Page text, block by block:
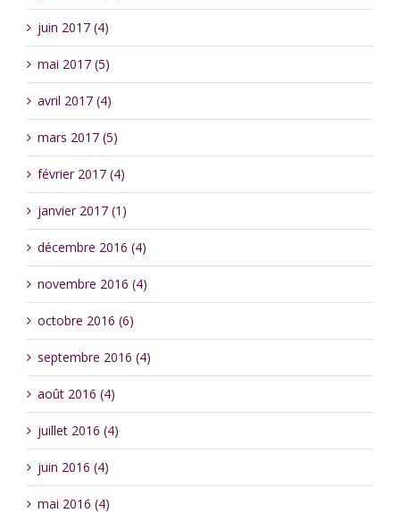
juin 2017 (4)
mai 2017 (5)
avril 2017 (4)
mars 2017 (5)
février 2017 (4)
janvier 2017 (1)
décembre 2016 (4)
novembre 2016 (4)
octobre 2016 (6)
septembre 2016 (4)
août 2016 (4)
juillet 2016 (4)
juin 2016 (4)
mai 2016 (4)